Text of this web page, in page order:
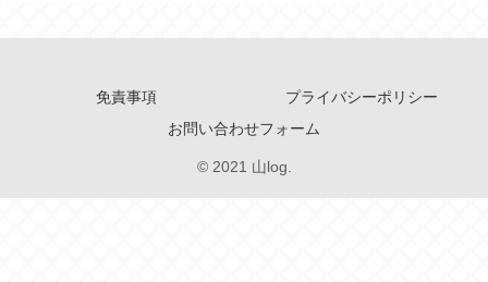
免責事項
プライバシーポリシー
お問い合わせフォーム
© 2021 山log.